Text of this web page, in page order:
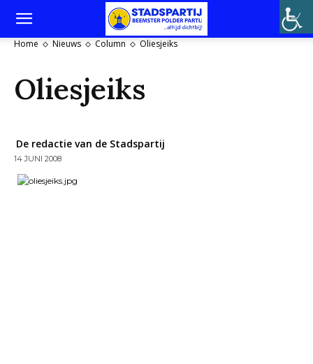
Home Nieuws Column Oliesjeiks
Oliesjeiks
De redactie van de Stadspartij
14 JUNI 2008